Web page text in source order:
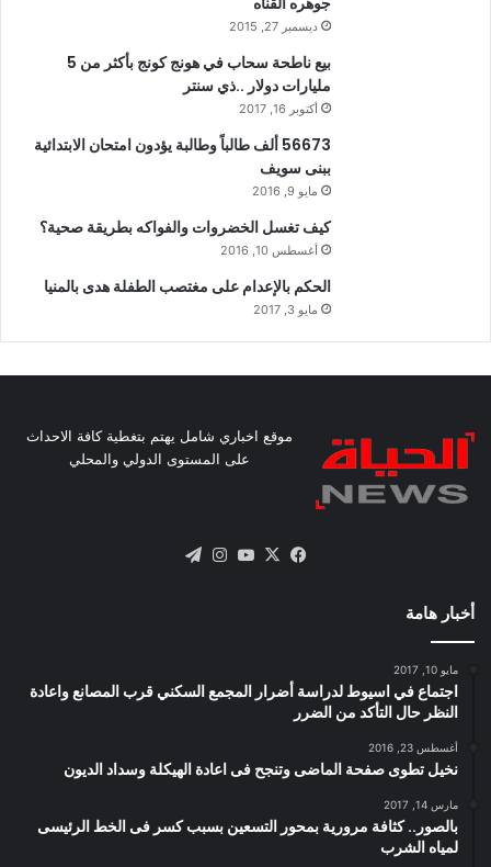
ديسمبر 27, 2015
بيع ناطحة سحاب في هونج كونج بأكثر من 5
مليارات دولار ..ذي سنتر
أكتوبر 16, 2017
56673 ألف طالباً وطالبة يؤدون امتحان الابتدائية
ببنى سويف
مايو 9, 2016
كيف تغسل الخضروات والفواكه بطريقة صحية؟
أغسطس 10, 2016
الحكم بالإعدام على مغتصب الطفلة هدى بالمنيا
مايو 3, 2017
موقع اخباري شامل يهتم بتغطية كافة الاحداث
على المستوى الدولي والمحلي
فيسبوك
X يوتيوبانستقرام
أخبار هامة
مايو 10, 2017
اجتماع في اسيوط لدراسة أضرار المجمع السكني قرب المصانع واعادة
النظر حال التأكد من الضرر
أغسطس 23, 2016
نخيل تطوى صفحة الماضى وتنجح فى اعادة الهيكلة وسداد الديون
مارس 14, 2017
بالصور.. كثافة مرورية بمحور التسعين بسبب كسر فى الخط الرئيسى
لمياه الشرب